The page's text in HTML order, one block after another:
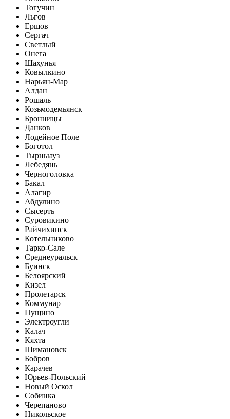
Тогучин
Льгов
Ершов
Сергач
Светлый
Онега
Шахунья
Ковылкино
Нарьян-Мар
Алдан
Рошаль
Козьмодемьянск
Бронницы
Данков
Лодейное Поле
Боготол
Тырныауз
Лебедянь
Черноголовка
Бакал
Алагир
Абдулино
Сысерть
Суровикино
Райчихинск
Котельниково
Тарко-Сале
Среднеуральск
Буинск
Белоярский
Кизел
Пролетарск
Коммунар
Пущино
Электроугли
Калач
Кяхта
Шимановск
Бобров
Карачев
Юрьев-Польский
Новый Оскол
Собинка
Черепаново
Никольское